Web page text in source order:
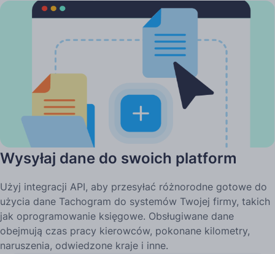
Wysyłaj dane do swoich platform
Użyj integracji API, aby przesyłać różnorodne gotowe do
użycia dane Tachogram do systemów Twojej firmy, takich
jak oprogramowanie księgowe. Obsługiwane dane
obejmują czas pracy kierowców, pokonane kilometry,
naruszenia, odwiedzone kraje i inne.